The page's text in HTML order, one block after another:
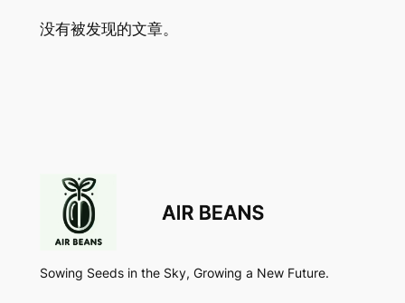
没有被发现的文章。
Sowing Seeds in the Sky, Growing a New Future.